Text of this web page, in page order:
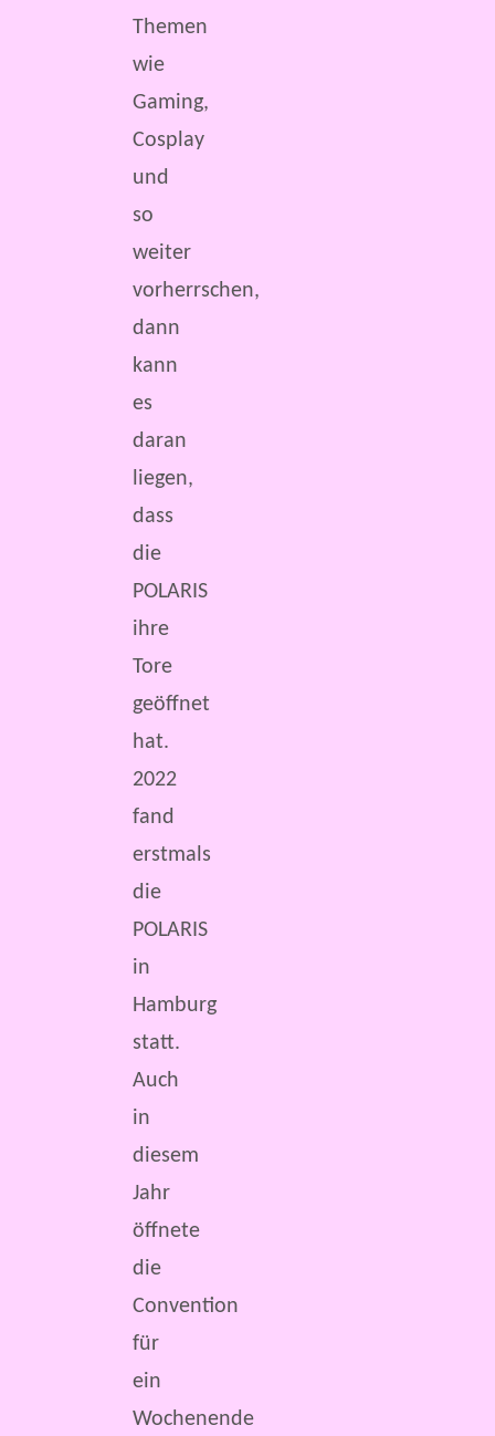
Themen
wie
Gaming,
Cosplay
und
so
weiter
vorherrschen,
dann
kann
es
daran
liegen,
dass
die
POLARIS
ihre
Tore
geöffnet
hat.
2022
fand
erstmals
die
POLARIS
in
Hamburg
statt.
Auch
in
diesem
Jahr
öffnete
die
Convention
für
ein
Wochenende